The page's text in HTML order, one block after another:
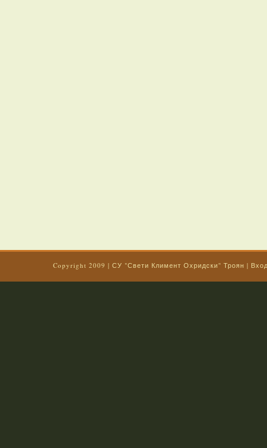
Copyright 2009 | СУ "Свети Климент Охридски" Троян |